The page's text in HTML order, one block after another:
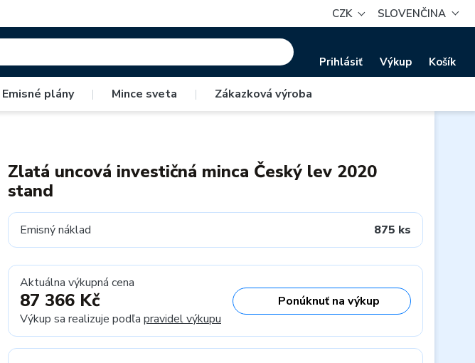
CZK SLOVENČINA
Prihlásiť Výkup Košík
Emisné plány | Mince sveta | Zákazková výroba
Zlatá uncová investičná minca Český lev 2020
stand
Emisný náklad 875 ks
Aktuálna výkupná cena
87 366 Kč
Výkup sa realizuje podľa pravidel výkupu
Ponúknuť na výkup